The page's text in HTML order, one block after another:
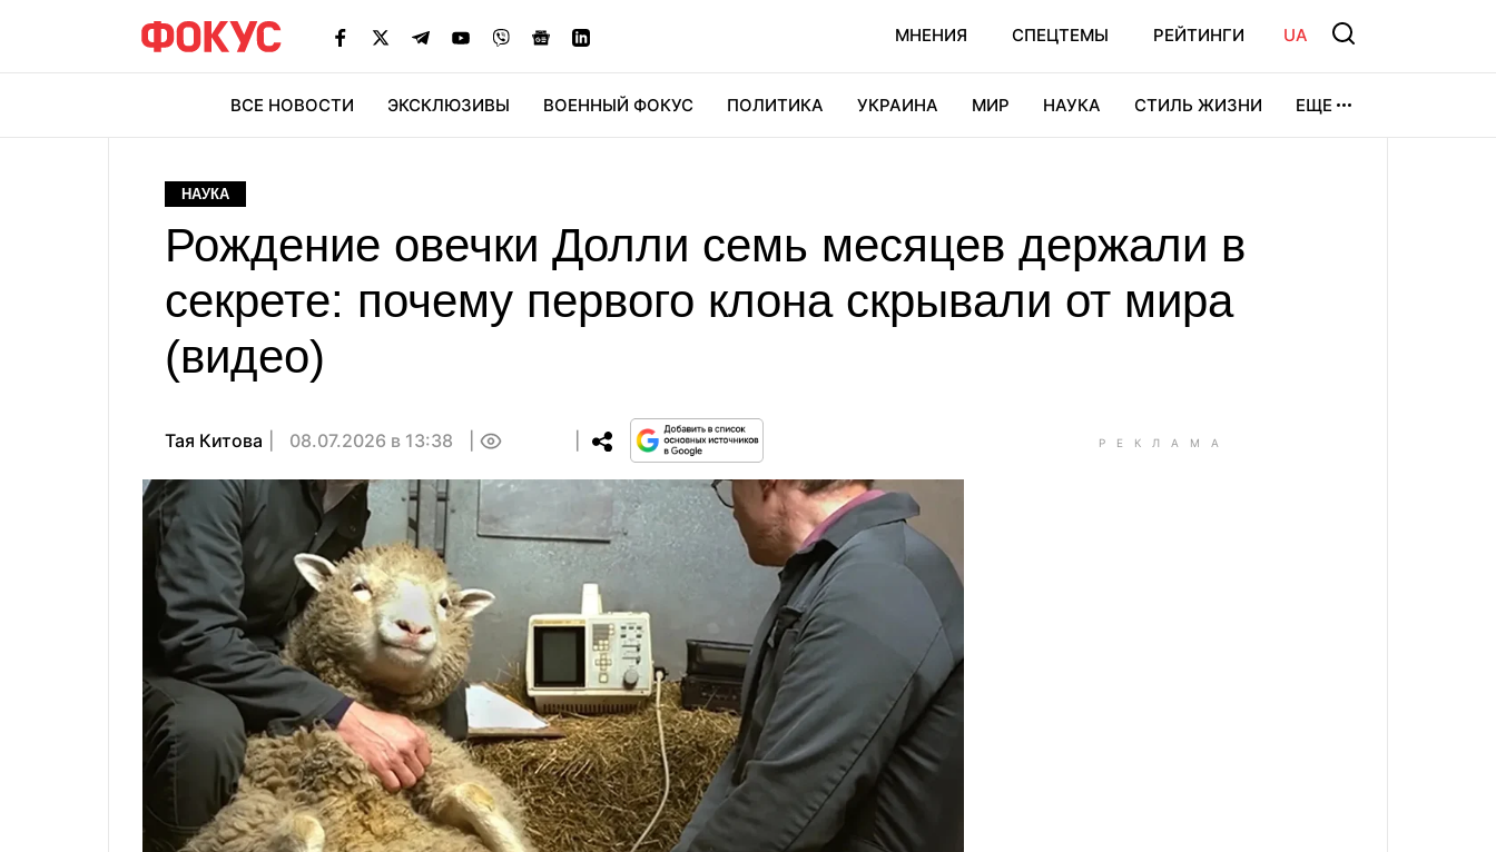
МНЕНИЯ СПЕЦТЕМЫ РЕЙТИНГИ UA
ВСЕ НОВОСТИ ЭКСКЛЮЗИВЫ ВОЕННЫЙ ФОКУС ПОЛИТИКА УКРАИНА МИР НАУКА СТИЛЬ ЖИЗНИ ЕЩЕ
НАУКА
Рождение овечки Долли семь месяцев держали в
секрете: почему первого клона скрывали от мира
(видео)
Тая Китова 08.07.2026 в 13:38